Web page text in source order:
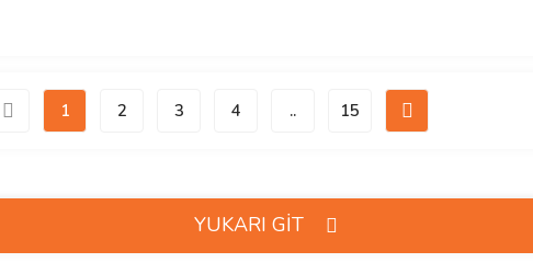
1 2 3 4 .. 15
YUKARI GİT